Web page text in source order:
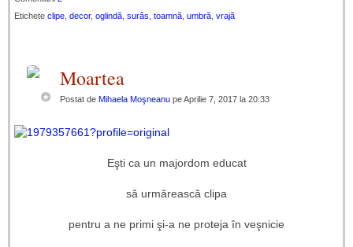
Etichete clipe decor, oglindă surâs toamnă umbră vrajă
Moartea
Postat de Mihaela Moşneanu pe Aprilie 7, 2017 la 20:33
Eşti ca un majordom educat
să urmărească clipa
pentru a ne primi şi-a ne proteja în veşnicie